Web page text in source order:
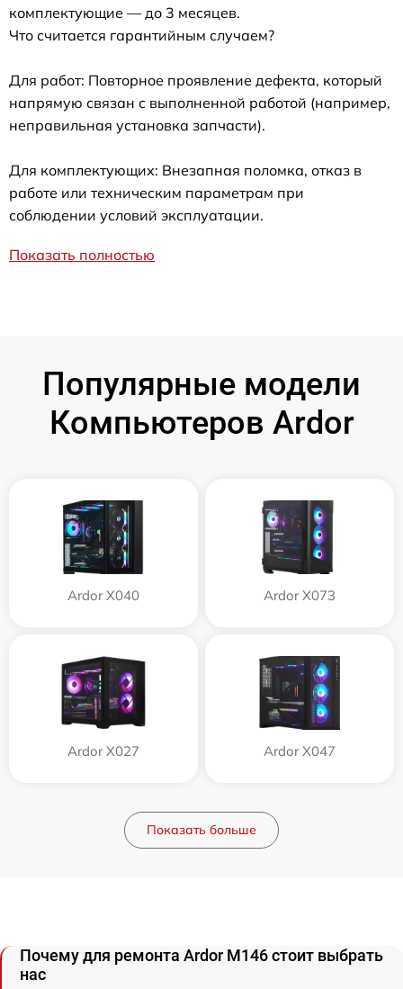
комплектующие — до 3 месяцев.
Что считается гарантийным случаем?
Для работ: Повторное проявление дефекта, который
напрямую связан с выполненной работой (например,
неправильная установка запчасти).
Для комплектующих: Внезапная поломка, отказ в
работе или техническим параметрам при
соблюдении условий эксплуатации.
Показать полностью
Популярные модели
Компьютеров Ardor
Ardor X040 Ardor X073
Ardor X027 Ardor X047
Показать больше
Почему для ремонта Ardor M146 стоит выбрать
нас